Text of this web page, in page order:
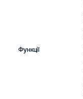
Функції